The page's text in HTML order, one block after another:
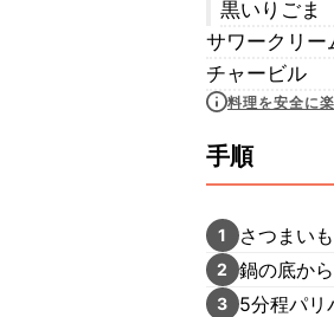
黒いりごま
サワークリー
チャービル
料理を安全に
手順
1 さつまい
2 鍋の底か
3 5分程パリ